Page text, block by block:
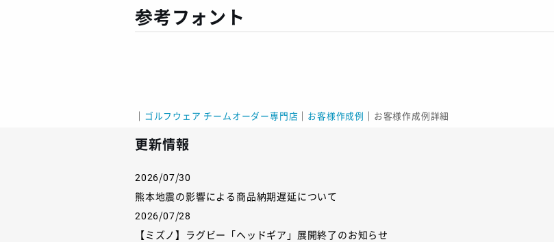
参考フォント
ゴルフウェア チームオーダー専門店 お客様作成例 お客様作成例詳細
更新情報
2026/07/30
熊本地震の影響による商品納期遅延について
2026/07/28
【ミズノ】ラグビー「ヘッドギア」展開終了のお知らせ